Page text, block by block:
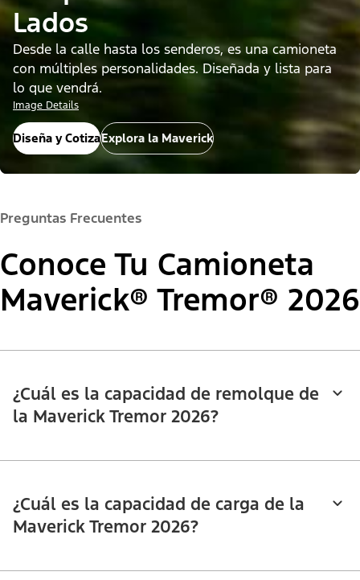
Lados
Desde la calle hasta los senderos, es una camioneta
con múltiples personalidades. Diseñada y lista para
lo que vendrá.
Image Details
Diseña y CotizaExplora la Maverick
Preguntas Frecuentes
Conoce Tu Camioneta
Maverick® Tremor® 2026
¿Cuál es la capacidad de remolque de
la Maverick Tremor 2026?
¿Cuál es la capacidad de carga de la
Maverick Tremor 2026?